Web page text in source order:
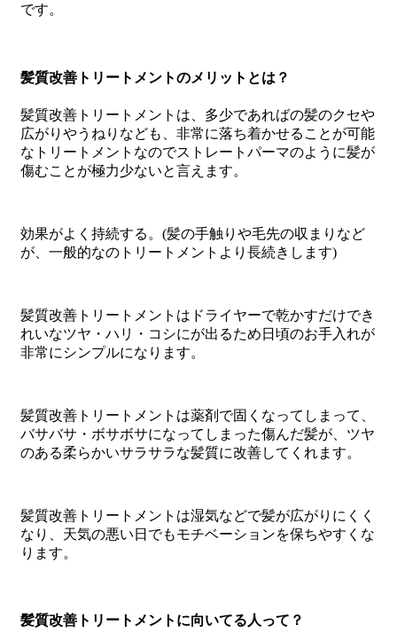
です。
髪質改善トリートメントのメリットとは？
髪質改善トリートメントは、多少であればの髪のクセや
広がりやうねりなども、非常に落ち着かせることが可能
なトリートメントなのでストレートパーマのように髪が
傷むことが極力少ないと言えます。
効果がよく持続する。 (髪の手触りや毛先の収まりなど
が、一般的なのトリートメントより長続きします)
髪質改善トリートメントはドライヤーで乾かすだけでき
れいなツヤ・ハリ・コシにが出るため日頃のお手入れが
非常にシンプルになります。
髪質改善トリートメントは薬剤で固くなってしまって、
バサバサ・ボサボサになってしまった傷んだ髪が、ツヤ
のある柔らかいサラサラな髪質に改善してくれます。
髪質改善トリートメントは湿気などで髪が広がりにくく
なり、天気の悪い日でもモチベーションを保ちやすくな
ります。
髪質改善トリートメントに向いてる人って？